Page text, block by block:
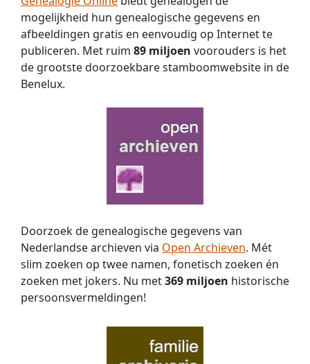
mogelijkheid hun genealogische gegevens en
afbeeldingen gratis en eenvoudig op Internet te
publiceren. Met ruim 89 miljoen voorouders is het
de grootste doorzoekbare stamboomwebsite in de
Benelux.
Doorzoek de genealogische gegevens van
Nederlandse archieven via Open Archieven. Mét
slim zoeken op twee namen, fonetisch zoeken én
zoeken met jokers. Nu met369 miljoen historische
persoons­vermeldingen!